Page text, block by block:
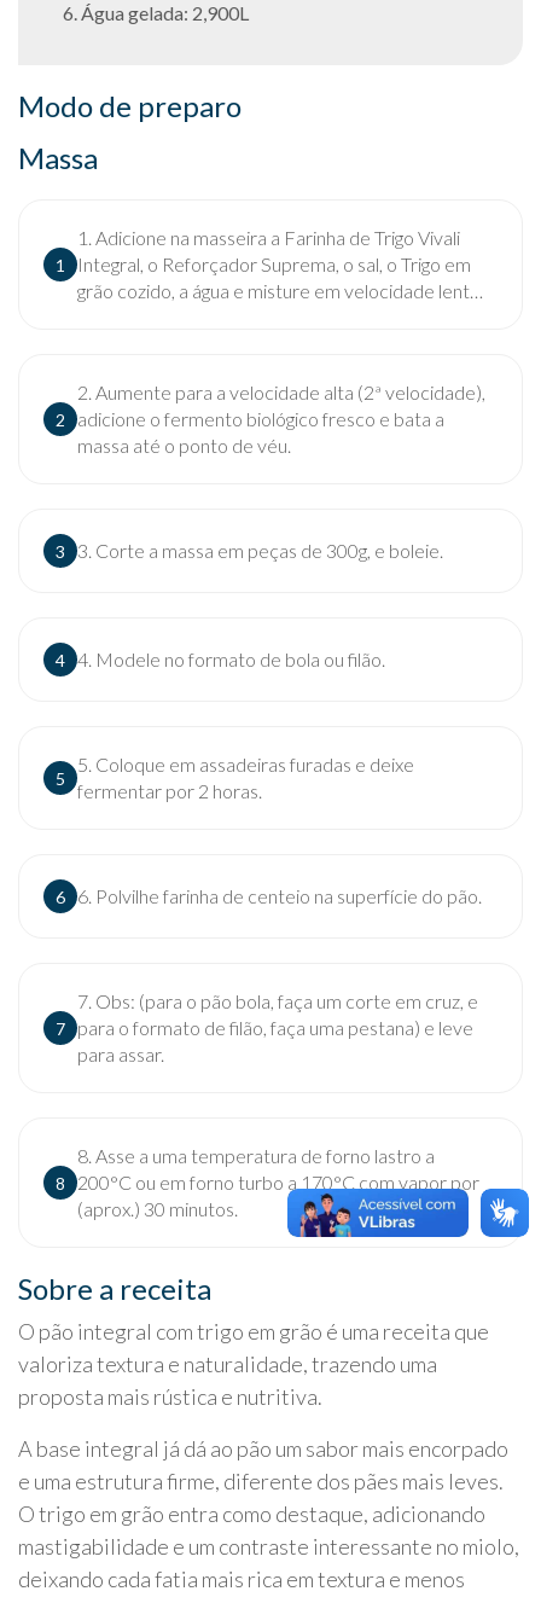
Água gelada: 2,900L
Modo de preparo
Massa
1
1. Adicione na masseira a Farinha de Trigo Vivali
Integral, o Reforçador Suprema, o sal, o Trigo em
grão cozido, a água e misture em velocidade lenta
2
2. Aumente para a velocidade alta (2ª velocidade),
adicione o fermento biológico fresco e bata a
massa até o ponto de véu.
3 3. Corte a massa em peças de 300g, e boleie.
4 4. Modele no formato de bola ou filão.
5
5. Coloque em assadeiras furadas e deixe
fermentar por 2 horas.
6 6. Polvilhe farinha de centeio na superfície do pão.
7
7. Obs: (para o pão bola, faça um corte em cruz, e
para o formato de filão, faça uma pestana) e leve
para assar.
8
8. Asse a uma temperatura de forno lastro a
200°C ou em forno turbo a 170°C com vapor por
(aprox.) 30 minutos.
Sobre a receita
O pão integral com trigo em grão é uma receita que
valoriza textura e naturalidade, trazendo uma
proposta mais rústica e nutritiva.
A base integral já dá ao pão um sabor mais encorpado
e uma estrutura firme, diferente dos pães mais leves.
O trigo em grão entra como destaque, adicionando
mastigabilidade e um contraste interessante no miolo,
deixando cada fatia mais rica em textura e menos